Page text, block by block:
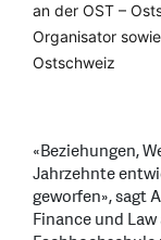
an der OST –
Organisator
Ostschweiz
«Beziehungen,
Jahrzehnte
geworfen», sagt
Finance und Law